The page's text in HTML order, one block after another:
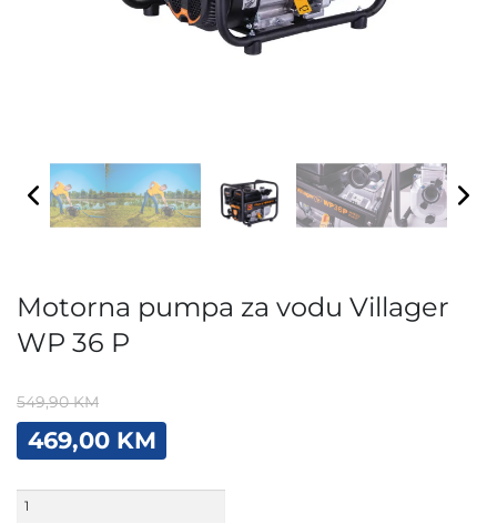
Motorna pumpa za vodu Villager
WP 36 P
549,90KM
Original
price
549,90 KM.
469,00 KM
Current
price
Motorna
pumpa